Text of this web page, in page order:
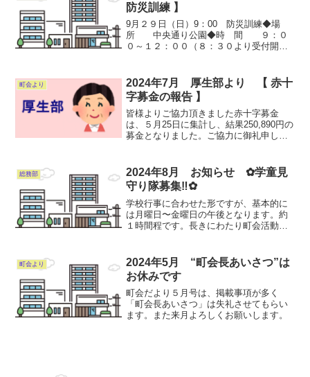
防災訓練 】
9月２９日（日）9：00 防災訓練◆場
所 中央通り公園◆時 間 ９：０
０～１２：００（８：３０より受付開
町会より
2024年7月 厚生部より 【 赤十
字募金の報告 】
皆様よりご協力頂きました赤十字募金
は、５月25日に集計し、結果250,890円の
募金となりました。ご協力に御礼申し上
き ました。
総務部
2024年8月 お知らせ ✿学童見
守り隊募集‼︎✿
学校行事に合わせた形ですが、基本的に
は月曜日〜金曜日の午後となります。約
１時間程です。長きにわたり町会活動の
活動です。ぜひご参加お願い します。只
今夏休み中で中です。連...
町会より
2024年5月 “町会長あいさつ”は
お休みです
町会だより５月号は、掲載事項が多く
「町会長あいさつ」は失礼させてもらい
ます。また来月よろしくお願いします。